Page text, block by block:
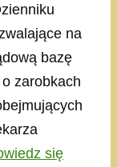
na
bazę
zarobkach
się